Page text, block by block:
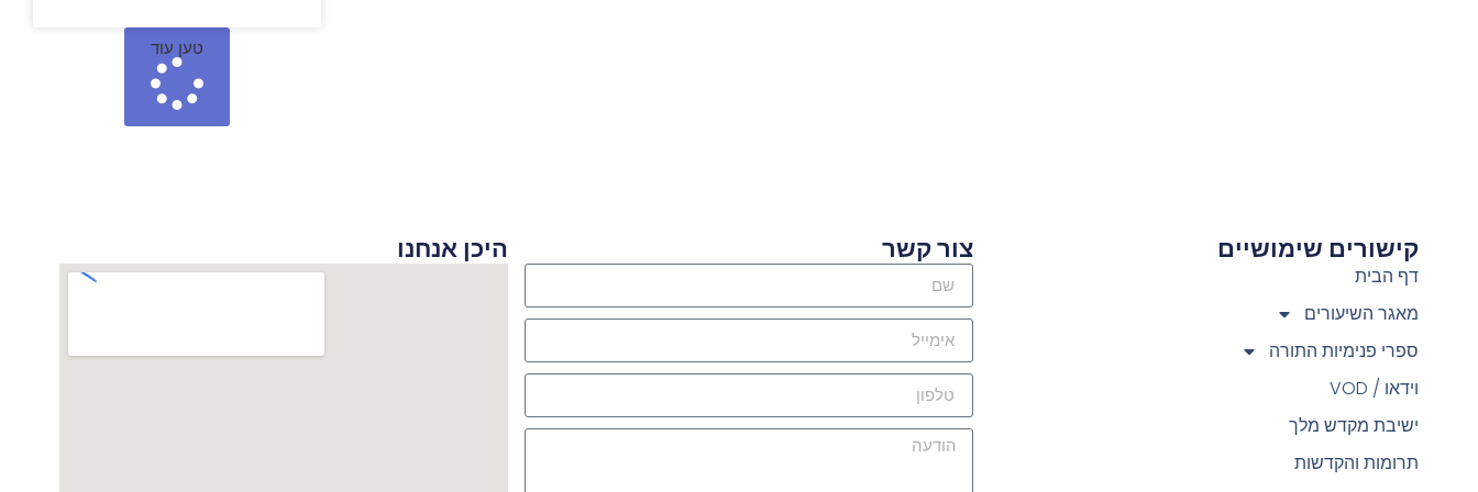
טען עוד
קישורים שימושיים
דף הבית
מאגר השיעורים
ספרי פנימיות התורה
וידאו / VOD
ישיבת מקדש מלך
תרומות והקדשות
צור קשר היכן אנחנו